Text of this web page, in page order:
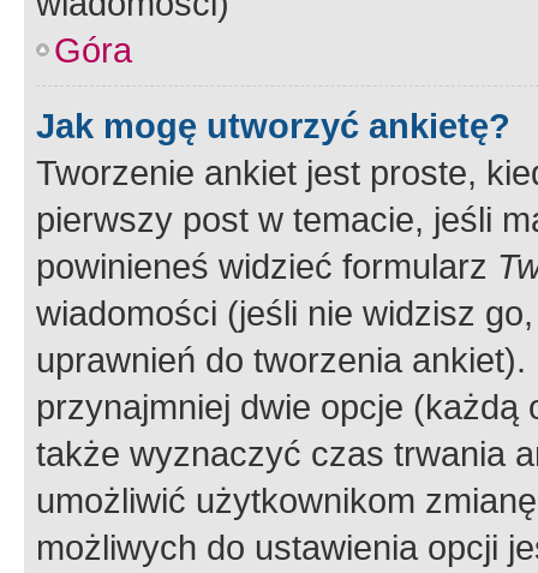
Góra
Jak mogę utworzyć ankietę?
Tworzenie ankiet jest proste,
pierwszy post w temacie, jeśli
powinieneś widzieć formularz
wiadomości (jeśli nie widzisz
uprawnień do tworzenia
przynajmniej dwie opcje
także wyznaczyć czas trwania
umożliwić użytkownikom
możliwych do ustawienia opcji